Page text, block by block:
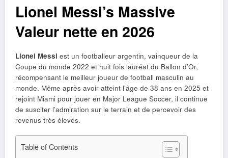
Lionel Messi’s Massive
Valeur nette en 2026
Lionel Messi est un footballeur argentin, vainqueur de la
Coupe du monde 2022 et huit fois lauréat du Ballon d’Or,
récompensant le meilleur joueur de football masculin au
monde. Même après avoir atteint l’âge de 38 ans en 2025 et
rejoint Miami pour jouer en Major League Soccer, il continue
de susciter l’admiration sur le terrain et de percevoir des
revenus très élevés.
Table of Contents